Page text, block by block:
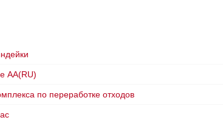
АА(RU)
по переработке отходов